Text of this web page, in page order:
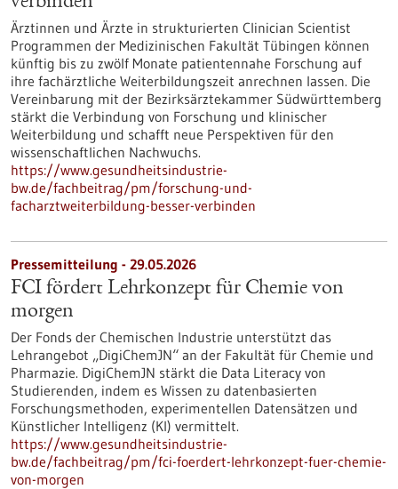
Ärztinnen und Ärzte in strukturierten Clinician Scientist
Programmen der Medizinischen Fakultät Tübingen können
künftig bis zu zwölf Monate patientennahe Forschung auf
ihre fachärztliche Weiterbildungszeit anrechnen lassen. Die
Vereinbarung mit der Bezirksärztekammer Südwürttemberg
stärkt die Verbindung von Forschung und klinischer
Weiterbildung und schafft neue Perspektiven für den
wissenschaftlichen Nachwuchs.
https://www.gesundheitsindustrie-
bw.de/fachbeitrag/pm/forschung-und-
facharztweiterbildung-besser-verbinden
Pressemitteilung - 29.05.2026
FCI fördert Lehrkonzept für Chemie von
morgen
Der Fonds der Chemischen Industrie unterstützt das
Lehrangebot „DigiChemJN“ an der Fakultät für Chemie und
Pharmazie. DigiChemJN stärkt die Data Literacy von
Studierenden, indem es Wissen zu datenbasierten
Forschungsmethoden, experimentellen Datensätzen und
Künstlicher Intelligenz (KI) vermittelt.
https://www.gesundheitsindustrie-
bw.de/fachbeitrag/pm/fci-foerdert-lehrkonzept-fuer-chemie-
von-morgen